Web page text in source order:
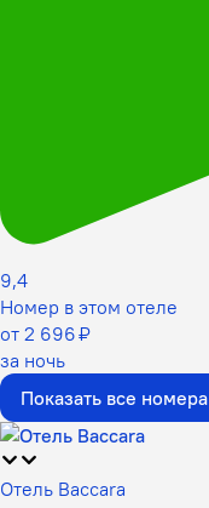
9,4
Номер в этом отеле
от 2 696 ₽
за ночь
Показать все номера
Отель Baccara